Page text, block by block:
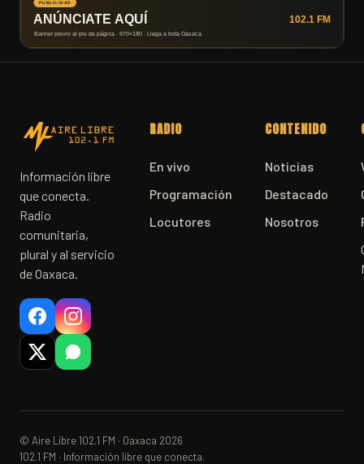
Información libre
que conecta.
Radio
comunitaria,
plural y al servicio
de Oaxaca.
RADIO
En vivo
Programación
Locutores
CONTENIDO
Noticias
Destacado
Nosotros
© Aire Libre 102.1 FM · Oaxaca 2026
102.1 FM · Información libre que conecta.